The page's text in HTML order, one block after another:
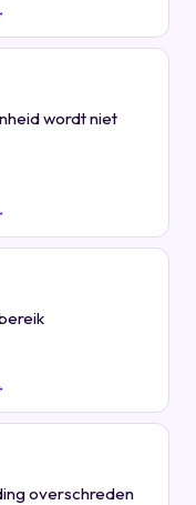
wordt niet
overschreden